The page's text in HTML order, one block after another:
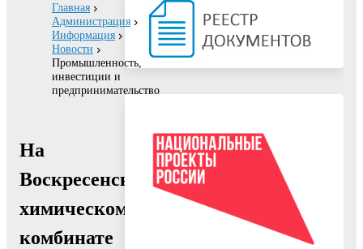
Главная
Администрация
Информация
Новости
Промышленность,
инвестиции и
предпринимательство
На
Воскресенском
химическом
комбинате